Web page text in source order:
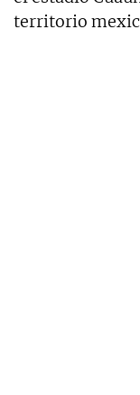
territorio